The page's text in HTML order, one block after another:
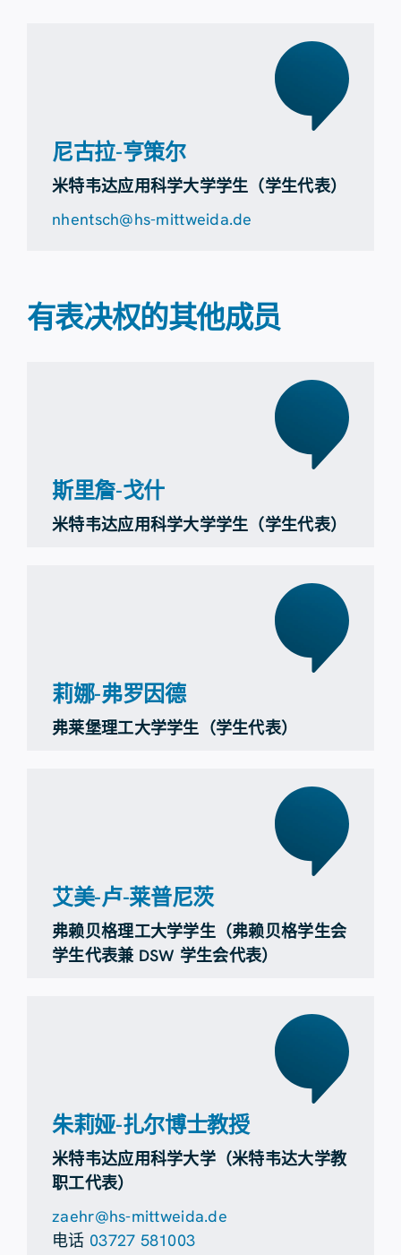
尼古拉-亨策尔
米特韦达应用科学大学学生（学生代表）
nhentsch@hs-mittweida.de
有表决权的其他成员
斯里詹-戈什
米特韦达应用科学大学学生（学生代表）
莉娜-弗罗因德
弗莱堡理工大学学生（学生代表）
艾美-卢-莱普尼茨
弗赖贝格理工大学学生（弗赖贝格学生会
学生代表兼 DSW 学生会代表）
朱莉娅-扎尔博士教授
米特韦达应用科学大学（米特韦达大学教
职工代表）
zaehr@hs-mittweida.de
电话 03727 581003